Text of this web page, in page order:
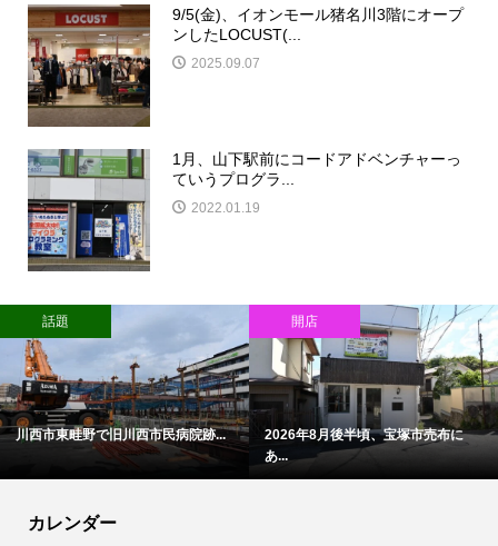
9/5(金)、イオンモール猪名川3階にオープ
ンしたLOCUST(...
2025.09.07
1月、山下駅前にコードアドベンチャーっ
ていうプログラ...
2022.01.19
話題
川西市東畦野で旧川西市民病院跡...
開店
2026年8月後半頃、宝塚市売布に
あ...
カレンダー